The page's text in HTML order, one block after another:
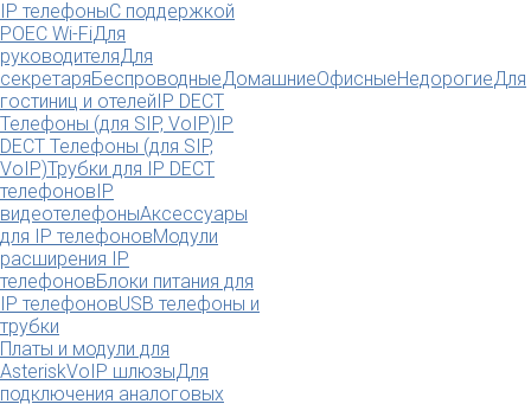
IP телефоныС поддержкой
POEC Wi-FiДля
руководителяДля
секретаряБеспроводныеДомашниеОфисныеНедорогиеДля
гостиниц и отелейIP DECT
Телефоны (для SIP, VoIP)IP
DECT Телефоны (для SIP,
VoIP)Трубки для IP DECT
телефоновIP
видеотелефоныАксессуары
для IP телефоновМодули
расширения IP
телефоновБлоки питания для
IP телефоновUSB телефоны и
трубки
Платы и модули для
AsteriskVoIP шлюзыДля
подключения аналоговых